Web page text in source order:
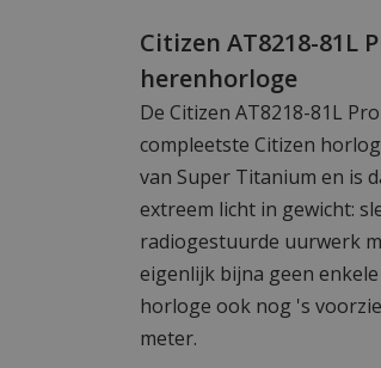
Citizen AT8218-81L
herenhorloge
De Citizen AT8218-81L
compleetste Citizen
van Super Titanium en is
extreem licht in gewicht:
radiogestuurde uurwerk
eigenlijk bijna geen
horloge ook nog 's
meter.